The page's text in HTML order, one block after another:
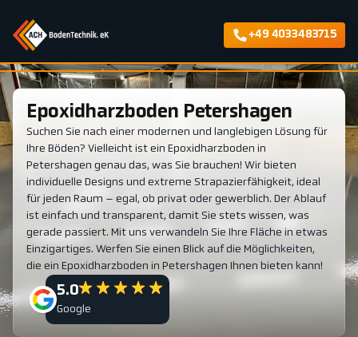
+49 4033483715
Epoxidharzboden Petershagen
Suchen Sie nach einer modernen und langlebigen Lösung für
Ihre Böden? Vielleicht ist ein Epoxidharzboden in
Petershagen genau das, was Sie brauchen! Wir bieten
individuelle Designs und extreme Strapazierfähigkeit, ideal
für jeden Raum – egal, ob privat oder gewerblich. Der Ablauf
ist einfach und transparent, damit Sie stets wissen, was
gerade passiert. Mit uns verwandeln Sie Ihre Fläche in etwas
Einzigartiges. Werfen Sie einen Blick auf die Möglichkeiten,
die ein Epoxidharzboden in Petershagen Ihnen bieten kann!
5.0
Google